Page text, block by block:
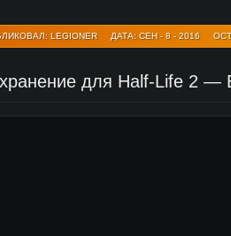
LEGIONER ДАТА: СЕН - 8 - 2016
для Half-Life 2 —